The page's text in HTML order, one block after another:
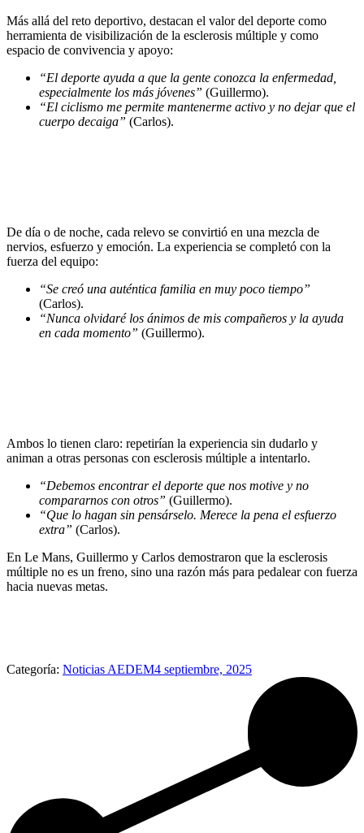
Más allá del reto deportivo, destacan el valor del deporte como
herramienta de visibilización de la esclerosis múltiple y como
espacio de convivencia y apoyo:
“El deporte ayuda a que la gente conozca la enfermedad,
especialmente los más jóvenes” (Guillermo).
“El ciclismo me permite mantenerme activo y no dejar que el
cuerpo decaiga” (Carlos).
De día o de noche, cada relevo se convirtió en una mezcla de
nervios, esfuerzo y emoción. La experiencia se completó con la
fuerza del equipo:
“Se creó una auténtica familia en muy poco tiempo”
(Carlos).
“Nunca olvidaré los ánimos de mis compañeros y la ayuda
en cada momento” (Guillermo).
Ambos lo tienen claro: repetirían la experiencia sin dudarlo y
animan a otras personas con esclerosis múltiple a intentarlo.
“Debemos encontrar el deporte que nos motive y no
compararnos con otros” (Guillermo).
“Que lo hagan sin pensárselo. Merece la pena el esfuerzo
extra” (Carlos).
En Le Mans, Guillermo y Carlos demostraron que la esclerosis
múltiple no es un freno, sino una razón más para pedalear con fuerza
hacia nuevas metas.
Categoría: Noticias AEDEM4 septiembre, 2025